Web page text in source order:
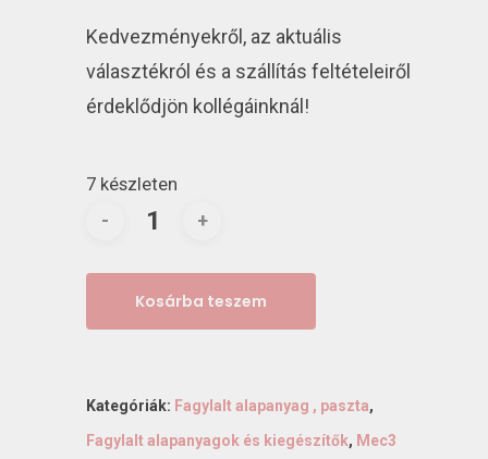
Kedvezményekről, az aktuális
választékról és a szállítás feltételeiről
érdeklődjön kollégáinknál!
7 készleten
Kosárba teszem
Kategóriák: Fagylalt alapanyag , paszta,
Fagylalt alapanyagok és kiegészítők, Mec3